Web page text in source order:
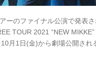
ーのファイナル公演で発表さ
TOUR 2021 “NEW
月1日(金)から劇場公開され